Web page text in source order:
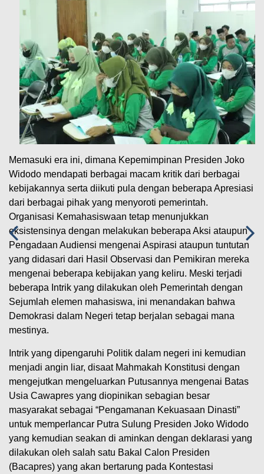
Memasuki era ini, dimana Kepemimpinan Presiden Joko
Widodo mendapati berbagai macam kritik dari berbagai
kebijakannya serta diikuti pula dengan beberapa Apresiasi
dari berbagai pihak yang menyoroti pemerintah.
Organisasi Kemahasiswaan tetap menunjukkan
eksistensinya dengan melakukan beberapa Aksi ataupun
Pengadaan Audiensi mengenai Aspirasi ataupun tuntutan
yang didasari dari Hasil Observasi dan Pemikiran mereka
mengenai beberapa kebijakan yang keliru. Meski terjadi
beberapa Intrik yang dilakukan oleh Pemerintah dengan
Sejumlah elemen mahasiswa, ini menandakan bahwa
Demokrasi dalam Negeri tetap berjalan sebagai mana
mestinya.
Intrik yang dipengaruhi Politik dalam negeri ini kemudian
menjadi angin liar, disaat Mahmakah Konstitusi dengan
mengejutkan mengeluarkan Putusannya mengenai Batas
Usia Cawapres yang diopinikan sebagian besar
masyarakat sebagai “Pengamanan Kekuasaan Dinasti”
untuk memperlancar Putra Sulung Presiden Joko Widodo
yang kemudian seakan di aminkan dengan deklarasi yang
dilakukan oleh salah satu Bakal Calon Presiden
(Bacapres) yang akan bertarung pada Kontestasi